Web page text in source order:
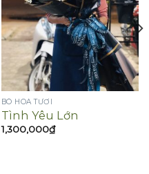
BÓ HOA TƯƠI
Tình Yêu Lớn
1,300,000₫